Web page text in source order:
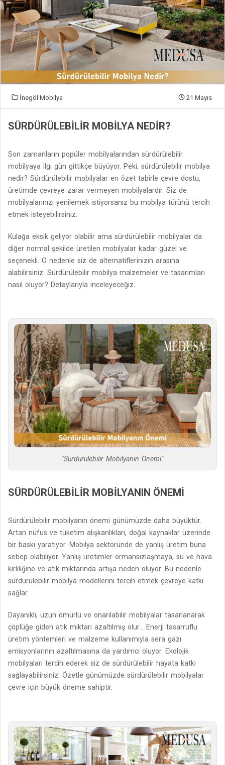
İnegöl Mobilya 21 Mayıs
SÜRDÜRÜLEBILIR MOBILYA NEDIR?
Son zamanların popüler mobilyalarından sürdürülebilir
mobilyaya ilgi gün gittikçe büyüyor. Peki, sürdürülebilir mobilya
nedir? Sürdürülebilir mobilyalar en özet tabirle çevre dostu,
üretimde çevreye zarar vermeyen mobilyalardır. Siz de
mobilyalarınızı yenilemek istiyorsanız bu mobilya türünü tercih
etmek isteyebilirsiniz.
Kulağa eksik geliyor olabilir ama sürdürülebilir mobilyalar da
diğer normal şekilde üretilen mobilyalar kadar güzel ve
seçenekli. O nedenle siz de alternatiflerinizin arasına
alabilirsiniz. Sürdürülebilir mobilya malzemeler ve tasarımları
nasıl oluyor? Detaylarıyla inceleyeceğiz.
"Sürdürülebilir Mobilyanın Önemi"
SÜRDÜRÜLEBILIR MOBILYANIN ÖNEMI
Sürdürülebilir mobilyanın önemi günümüzde daha büyüktür.
Artan nüfus ve tüketim alışkanlıkları, doğal kaynaklar üzerinde
bir baskı yaratıyor. Mobilya sektöründe de yanlış üretim buna
sebep olabiliyor. Yanlış üretimler ormansızlaşmaya, su ve hava
kirliliğine ve atık miktarında artışa neden oluyor. Bu nedenle
sürdürülebilir mobilya modellerini tercih etmek çevreye katkı
sağlar.
Dayanıklı, uzun ömürlü ve onarılabilir mobilyalar tasarlanarak
çöplüğe giden atık miktarı azaltılmış olur... Enerji tasarruflu
üretim yöntemleri ve malzeme kullanımıyla sera gazı
emisyonlarının azaltılmasına da yardımcı oluyor. Ekolojik
mobilyaları tercih ederek siz de sürdürülebilir hayata katkı
sağlayabilirsiniz. Özetle günümüzde sürdürülebilir mobilyalar
çevre için büyük öneme sahiptir.